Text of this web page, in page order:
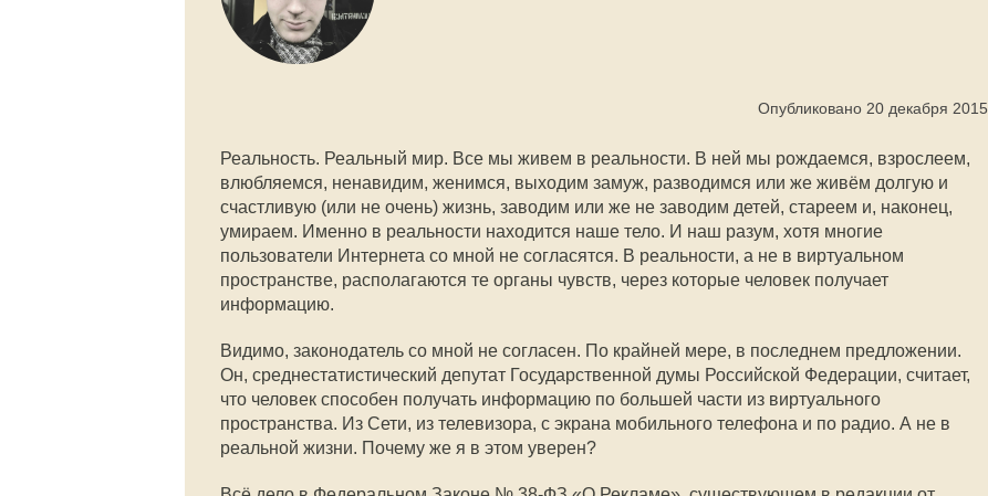
Опубликовано 20 декабря 2015
Реальность. Реальный мир. Все мы живем в реальности. В ней мы рождаемся, взрослеем,
влюбляемся, ненавидим, женимся, выходим замуж, разводимся или же живём долгую и
счастливую (или не очень) жизнь, заводим или же не заводим детей, стареем и, наконец,
умираем. Именно в реальности находится наше тело. И наш разум, хотя многие
пользователи Интернета со мной не согласятся. В реальности, а не в виртуальном
пространстве, располагаются те органы чувств, через которые человек получает
информацию.
Видимо, законодатель со мной не согласен. По крайней мере, в последнем предложении.
Он, среднестатистический депутат Государственной думы Российской Федерации, считает,
что человек способен получать информацию по большей части из виртуального
пространства. Из Сети, из телевизора, с экрана мобильного телефона и по радио. А не в
реальной жизни. Почему же я в этом уверен?